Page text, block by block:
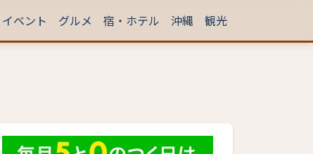
イベント グルメ 宿・ホテル 沖縄 観光